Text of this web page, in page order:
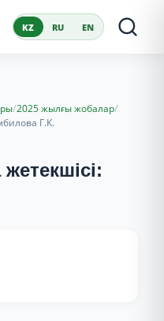
KZ RU EN
/2025 жылғы жобалар/
Г.К.